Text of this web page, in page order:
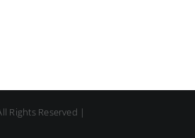
Rights Reserved |